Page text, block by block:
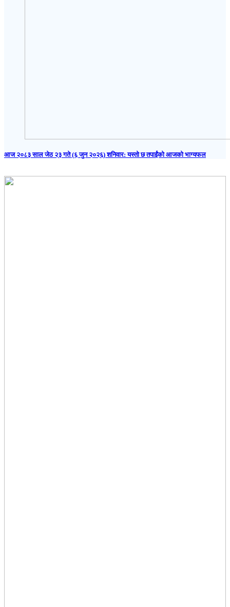
आज २०८३ साल जेठ २३ गते (६ जुन २०२६) शनिवार: यस्तो छ तपाईंको आजको भाग्यफल